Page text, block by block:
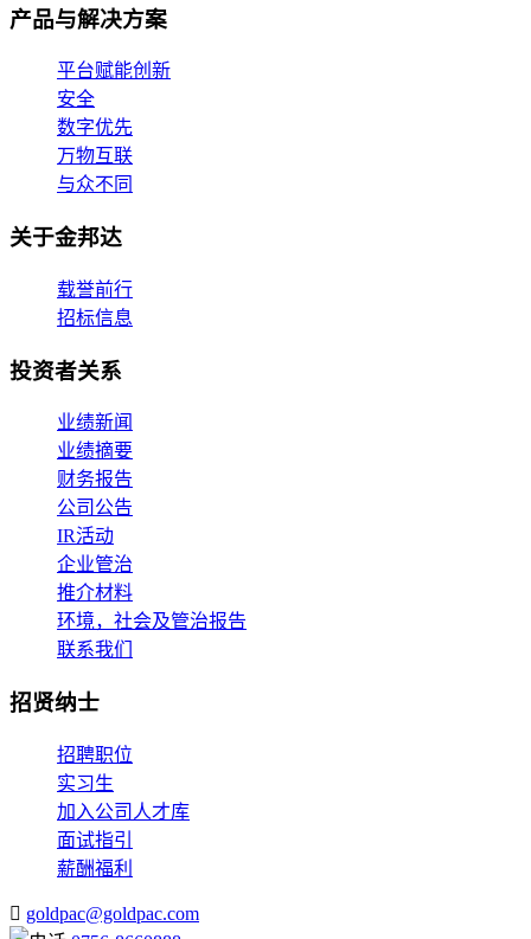
产品与解决方案
平台赋能创新
安全
数字优先
万物互联
与众不同
关于金邦达
载誉前行
招标信息
投资者关系
业绩新闻
业绩摘要
财务报告
公司公告
IR活动
企业管治
推介材料
环境，社会及管治报告
联系我们
招贤纳士
招聘职位
实习生
加入公司人才库
面试指引
薪酬福利
goldpac@goldpac.com